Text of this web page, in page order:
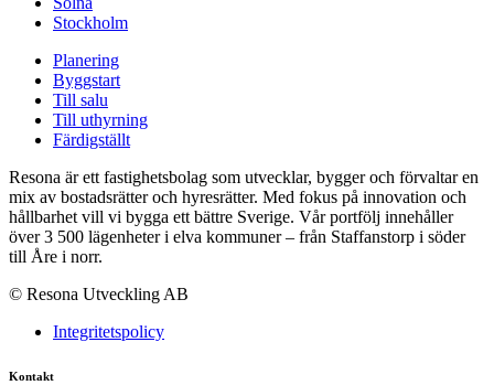
Stockholm
Planering
Byggstart
Till salu
Till uthyrning
Färdigställt
Resona är ett fastighetsbolag som utvecklar, bygger och förvaltar en
mix av bostadsrätter och hyresrätter. Med fokus på innovation och
hållbarhet vill vi bygga ett bättre Sverige. Vår portfölj innehåller
över 3 500 lägenheter i elva kommuner – från Staffanstorp i söder
till Åre i norr.
© Resona Utveckling AB
Integritetspolicy
Kontakt